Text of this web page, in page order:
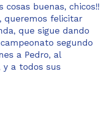
buenas, chicos!!
queremos felicitar
que sigue dando
segundo
a Pedro, al
y a todos sus